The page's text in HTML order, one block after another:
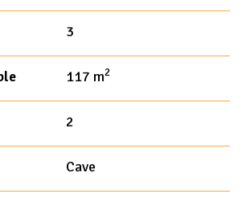
3
117 m2
2
Cave